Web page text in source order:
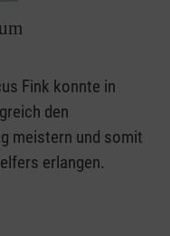
Fink konnte in
den
meistern und somit
erlangen.